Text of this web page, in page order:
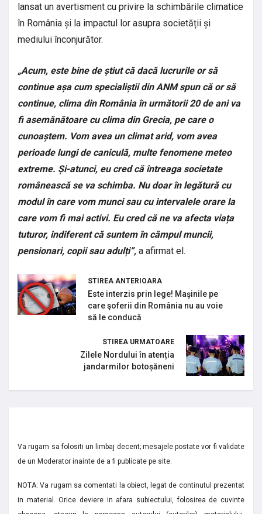
lansat un avertisment cu privire la schimbările climatice
în România și la impactul lor asupra societății și
mediului înconjurător.
„Acum, este bine de știut că dacă lucrurile or să
continue așa cum specialiștii din ANM spun că or să
continue, clima din România în următorii 20 de ani va
fi asemănătoare cu clima din Grecia, pe care o
cunoaștem. Vom avea un climat arid, vom avea
perioade lungi de caniculă, multe fenomene meteo
extreme. Și-atunci, eu cred că întreaga societate
românească se va schimba. Nu doar în legătură cu
modul în care vom munci sau cu intervalele orare la
care vom fi mai activi. Eu cred că ne va afecta viața
tuturor, indiferent că suntem în câmpul muncii,
pensionari, copii sau adulți”, a afirmat el.
STIREA ANTERIOARA
Este interzis prin lege! Maşinile pe
care şoferii din România nu au voie
să le conducă
STIREA URMATOARE
Zilele Nordului în atenția
jandarmilor botoșăneni
Va rugam sa folositi un limbaj decent; mesajele postate vor fi validate
de un Moderator inainte de a fi publicate pe site.
NOTA: Va rugam sa comentati la obiect, legat de continutul prezentat
in material. Orice deviere in afara subiectului, folosirea de cuvinte